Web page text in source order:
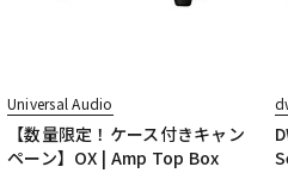
Universal Audio
【数量限定！ケース付きキャン
ペーン】OX | Amp Top Box